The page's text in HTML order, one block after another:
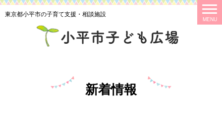
東京都小平市の子育て支援・相談施設
新着情報